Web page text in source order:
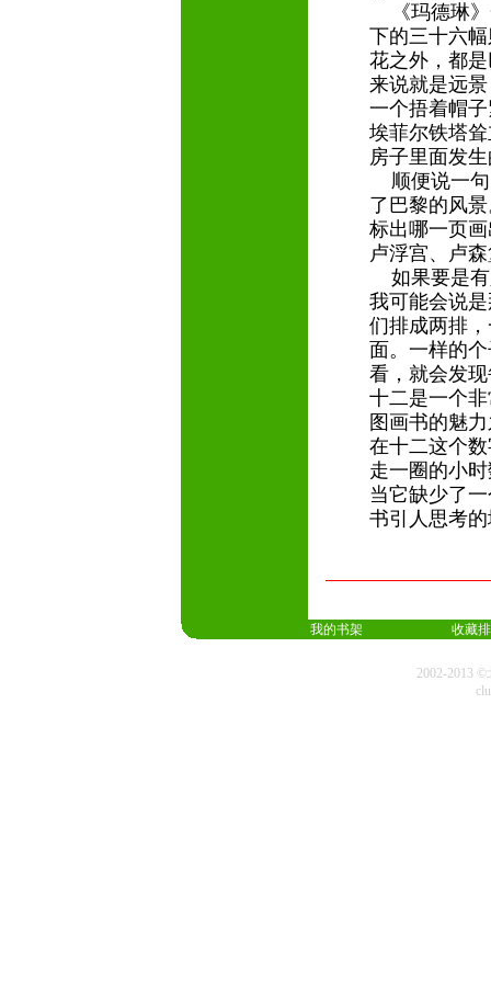
《玛德琳》
下的三十六
花之外，都
来说就是远
一个捂着帽
埃菲尔铁塔
房子里面发
顺便说一句
了巴黎的风
标出哪一页
卢浮宫、卢
如果要是有
我可能会说
们排成两排
面。一样的
看，就会发
十二是一个
图画书的魅
在十二这个
走一圈的小
当它缺少了
书引人思考
我的书架 收藏
2002-2013